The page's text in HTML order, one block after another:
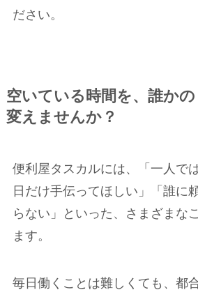
ださい。
空いている時間を、誰か
変えませんか？
便利屋タスカルには、「一人で
日だけ手伝ってほしい」「誰に
らない」といった、さまざまな
ます。
毎日働くことは難しくても、都